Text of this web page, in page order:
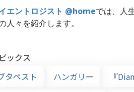
エントロジスト @homeでは、人
人々を紹介します。
ックス
タペスト
ハンガリー
『